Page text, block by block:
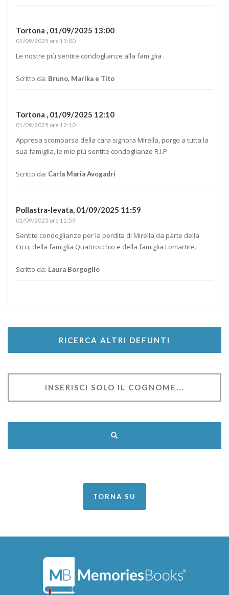
Tortona , 01/09/2025 13:00
01/09/2025 ore 13:00
Le nostre più sentite condoglianze alla famiglia .
Scritto da: Bruno, Marika e Tito
Tortona , 01/09/2025 12:10
01/09/2025 ore 12:10
Appresa scomparsa della cara signora Mirella, porgo a tutta la
sua famiglia, le mie più sentite condoglianze R.I.P
Scritto da: Carla Maria Avogadri
Pollastra-levata, 01/09/2025 11:59
01/09/2025 ore 11:59
Sentite condoglianze per la perdita di Mirella da parte della
Cicci, della famiglia Quattrocchio e della famiglia Lomartire.
Scritto da: Laura Borgoglio
RICERCA ALTRI DEFUNTI
TORNA SU